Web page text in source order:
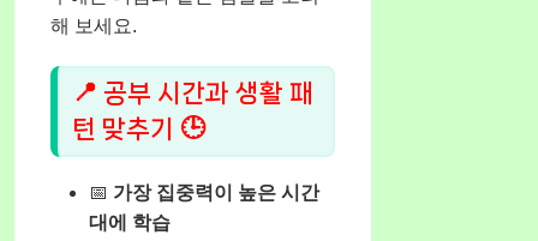
해 보세요.
📍 공부 시간과 생활 패
턴 맞추기 🕒
📅 가장 집중력이 높은 시간
대에 학습